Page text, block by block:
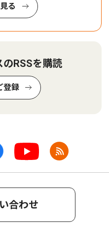
る
のRSSを購読
登録
合わせ